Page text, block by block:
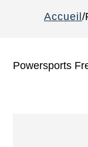
Accueil
Powersports